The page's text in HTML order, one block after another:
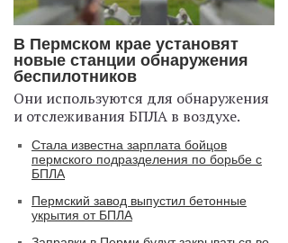
В Пермском крае установят
новые станции обнаружения
беспилотников
Они используются для обнаружения
и отслеживания БПЛА в воздухе.
Стала известна зарплата бойцов
пермского подразделения по борьбе с
БПЛА
Пермский завод выпустил бетонные
укрытия от БПЛА